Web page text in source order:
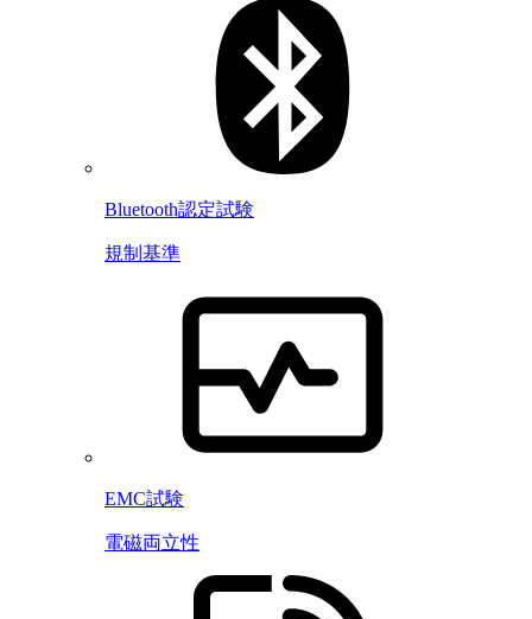
Bluetooth認定試験
規制基準
EMC試験
電磁両立性